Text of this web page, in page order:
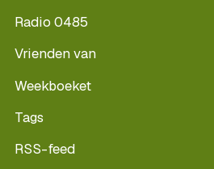
Radio 0485
Vrienden van
Weekboeket
Tags
RSS-feed